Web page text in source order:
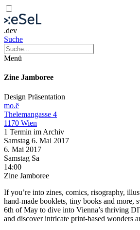
.dev
Suche
Menü
Zine Jamboree
Design Präsentation
mo.ë
Thelemangasse 4
1170 Wien
1 Termin im Archiv
Samstag 6. Mai 2017
6. Mai 2017
Samstag Sa
14:00
Zine Jamboree
If you’re into zines, comics, risography,
hand-made booklets, tiny books and more,
6th of May to dive into Vienna’s thriving
and discover intricate print-based wonders